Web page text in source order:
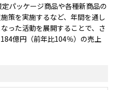
パッケージ商品や各種新商品の
策を実施するなど、年間を通し
った活動を展開することで、さ
億円（前年比104％）の売上